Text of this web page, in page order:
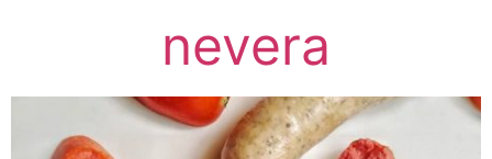
nevera